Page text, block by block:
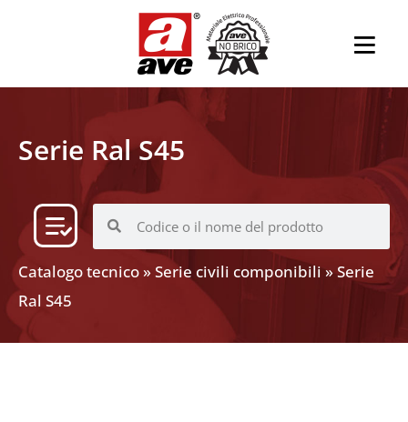
Serie Ral S45
Catalogo tecnico»Serie civili componibili»Serie
Ral S45